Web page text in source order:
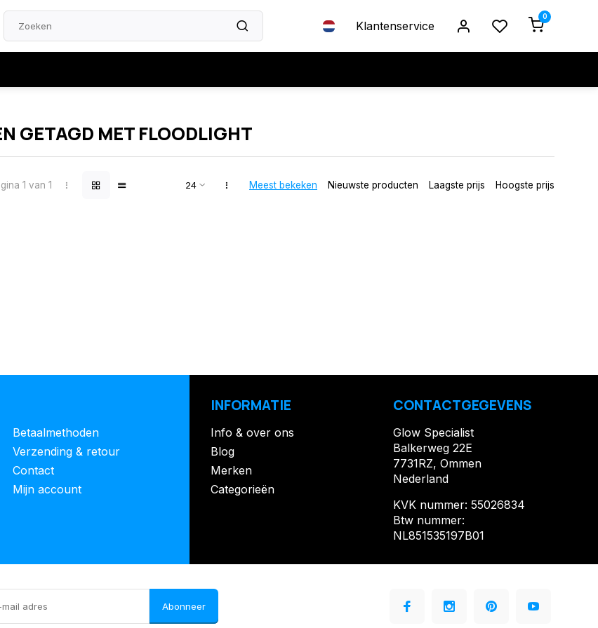
Klantenservice
0
GETAGD MET FLOODLIGHT
1 van 1 Meest bekeken Nieuwste producten Laagste prijs Hoogste prijs
Betaalmethoden
Verzending & retour
Contact
Mijn account
INFORMATIE
Info & over ons
Blog
Merken
Categorieën
CONTACTGEGEVENS
Glow Specialist
Balkerweg 22E
7731RZ, Ommen
Nederland
KVK nummer: 55026834
Btw nummer:
NL851535197B01
Abonneer